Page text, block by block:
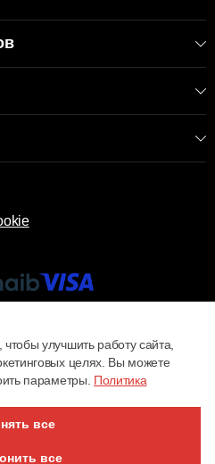
2026 ECOM
улучшить работу сайта,
целях. Вы можете
параметры. Политика
все
все